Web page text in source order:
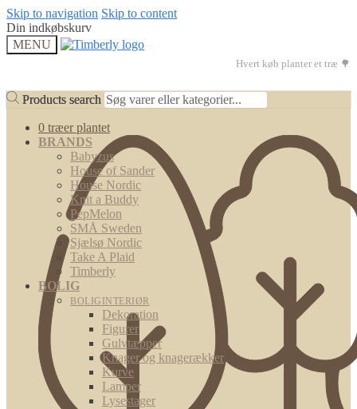
Skip to navigation Skip to content
Din indkøbskurv
MENU
Hvert køb planter et træ 🌳
Products search
0 træer plantet
Products search
BRANDS
Babyzus
House of Sander
House Nordic
Knit a Buddy
PepMelon
SMÅ Sweden
Sjælsø Nordic
Take A Plaid
Timberly
BOLIG
BOLIGINTERIØR
Dekoration
Figurer
Gulvtæpper
Knager og knagerækker
Kurve
Lamper
Lysestager